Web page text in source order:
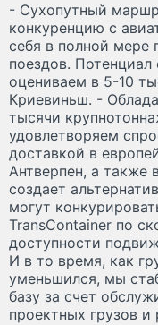
- Сухопутный
конкуренцию с
себя в полной мере
поездов.
оцениваем в 5-10
Криевиньш. -
тысячи
удовлетворяем
доставкой в
Антверпен, а
создает
могут
TransContainer по
доступности
И в то время, как
уменьшился, мы
базу за счет
проектных грузов и